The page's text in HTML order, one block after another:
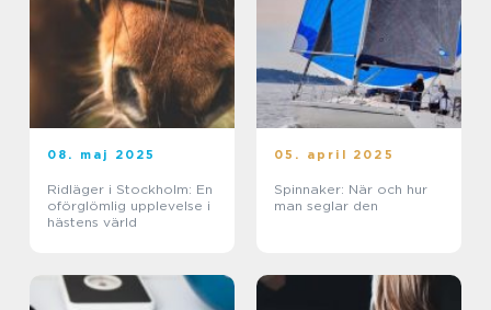
08. maj 2025
Ridläger i Stockholm: En
oförglömlig upplevelse i
hästens värld
05. april 2025
Spinnaker: När och hur
man seglar den